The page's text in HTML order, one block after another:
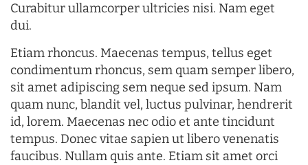
Curabitur ullamcorper ultricies nisi. Nam eget
dui.
Etiam rhoncus. Maecenas tempus, tellus eget
condimentum rhoncus, sem quam semper libero,
sit amet adipiscing sem neque sed ipsum. Nam
quam nunc, blandit vel, luctus pulvinar, hendrerit
id, lorem. Maecenas nec odio et ante tincidunt
tempus. Donec vitae sapien ut libero venenatis
faucibus. Nullam quis ante. Etiam sit amet orci